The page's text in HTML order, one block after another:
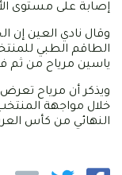
إصابة على مستوى
وقال نادي العين إن
الطاقم الطبي
ياسين مرياح من ثم
ويذكر أن مرياح
خلال مواجهة
النهائي من كأس